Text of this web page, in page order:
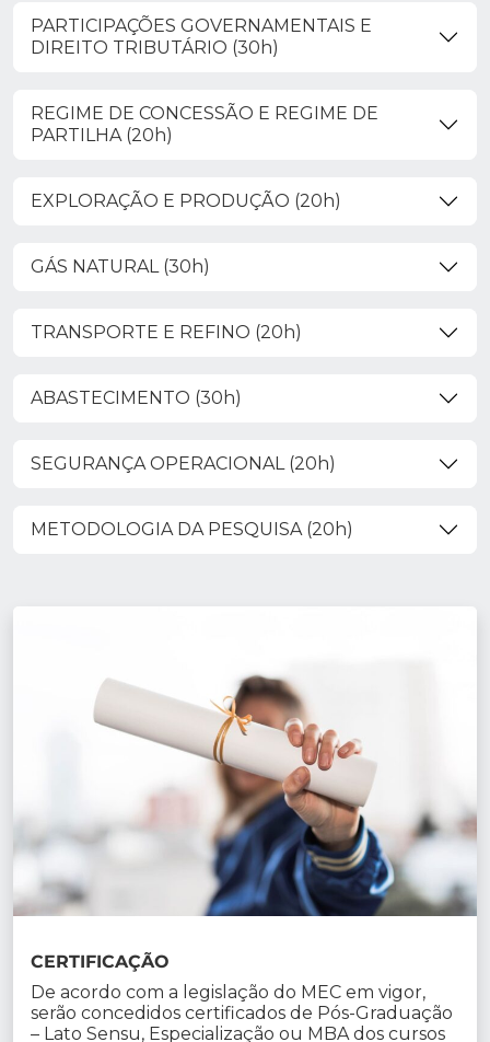
PARTICIPAÇÕES GOVERNAMENTAIS E
DIREITO TRIBUTÁRIO (30h)
REGIME DE CONCESSÃO E REGIME DE
PARTILHA (20h)
EXPLORAÇÃO E PRODUÇÃO (20h)
GÁS NATURAL (30h)
TRANSPORTE E REFINO (20h)
ABASTECIMENTO (30h)
SEGURANÇA OPERACIONAL (20h)
METODOLOGIA DA PESQUISA (20h)
CERTIFICAÇÃO
De acordo com a legislação do MEC em vigor,
serão concedidos certificados de Pós-Graduação
– Lato Sensu, Especialização ou MBA dos cursos